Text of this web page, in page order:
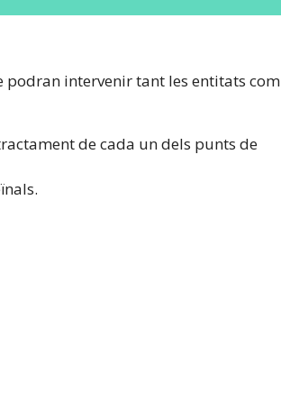
podran intervenir tant les entitats com
de cada un dels punts de